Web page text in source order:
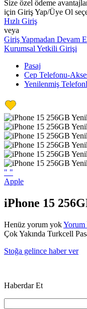
Size özel ödeme
için Giriş Yap/Üye Ol
Hızlı Giriş
veya
Giriş Yapmadan Devam
Kurumsal Yetkili Girişi
Pasaj
Cep Telefonu-
Yenilenmiş
" "
Apple
iPhone 15
Henüz yorum yokYorum
Çok Yakında Turkcell
Stoğa gelince haber ver
Haberdar Et